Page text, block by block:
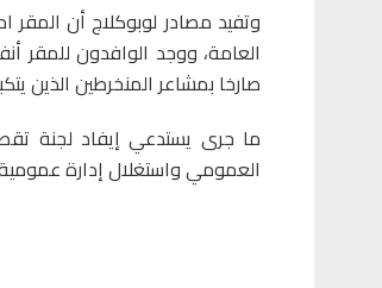
وتفيد مصادر لوبوكلاج أن المقر
العامة، ووجد الوافدون
صارخا بمشاعر المنخرطين الذين
ما جرى يستدعي إيفاد لجنة
العمومي واستغلال إدارة